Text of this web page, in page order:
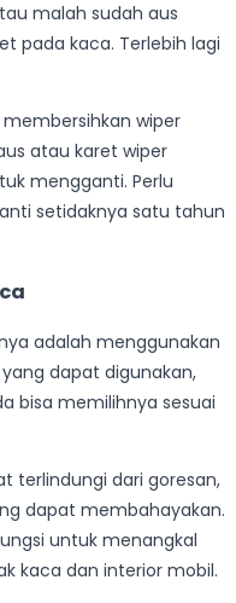
malah sudah aus
pada kaca. Terlebih lagi
wiper
atau karet wiper
mengganti. Perlu
setidaknya satu tahun
adalah menggunakan
dapat digunakan,
bisa memilihnya sesuai
terlindungi dari goresan,
dapat membahayakan.
untuk menangkal
kaca dan interior mobil.